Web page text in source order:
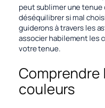
peut sublimer une tenue
déséquilibrer si mal
guiderons à travers les
associer habilement les
votre tenue.
Comprendre
couleurs